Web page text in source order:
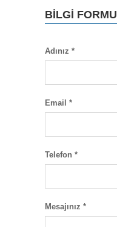
BİLGİ FORMU
Adınız *
Email *
Telefon *
Mesajınız *